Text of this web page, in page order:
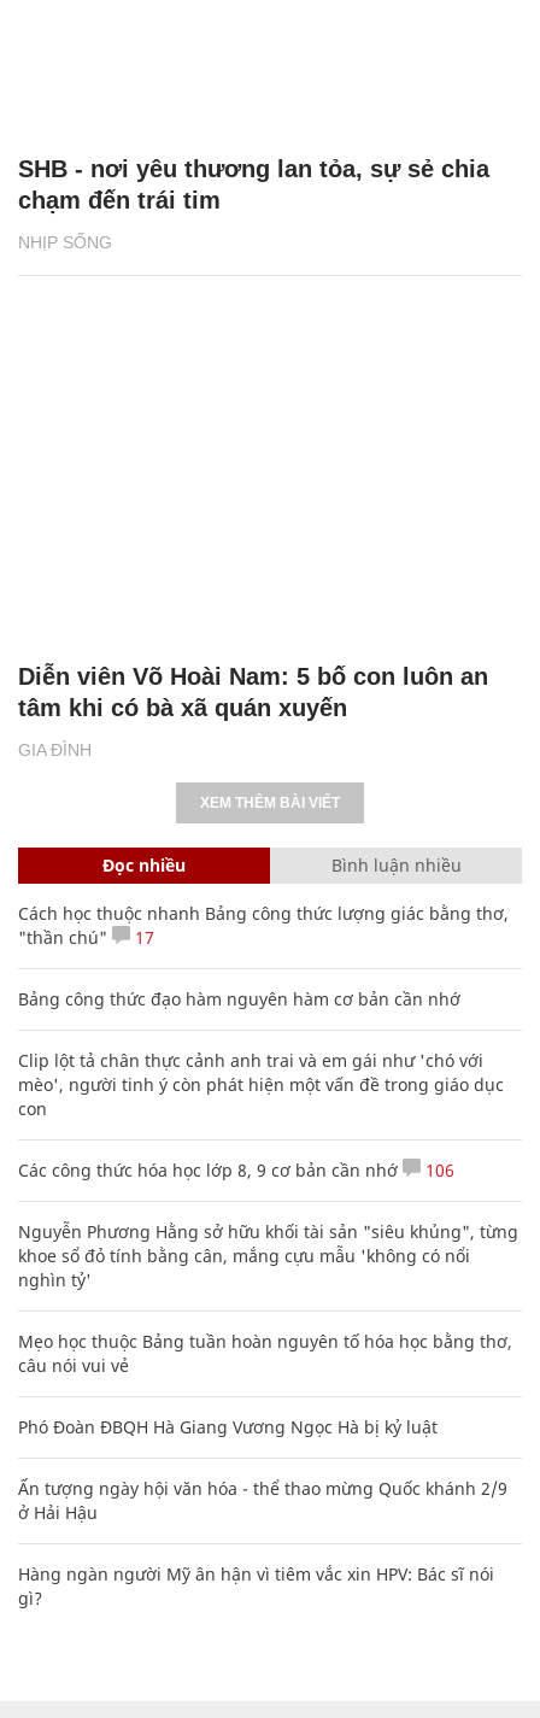
NHỊP SỐNG
SHB - nơi yêu thương lan tỏa, sự sẻ chia
chạm đến trái tim
GIA ĐÌNH
Diễn viên Võ Hoài Nam: 5 bố con luôn an
tâm khi có bà xã quán xuyến
XEM THÊM BÀI VIẾT
Đọc nhiều Bình luận nhiều
Cách học thuộc nhanh Bảng công thức lượng giác bằng thơ,
"thần chú"
17
Bảng công thức đạo hàm nguyên hàm cơ bản cần nhớ
Clip lột tả chân thực cảnh anh trai và em gái như 'chó với
mèo', người tinh ý còn phát hiện một vấn đề trong giáo dục
con
Các công thức hóa học lớp 8, 9 cơ bản cần nhớ 106
Nguyễn Phương Hằng sở hữu khối tài sản "siêu khủng", từng
khoe sổ đỏ tính bằng cân, mắng cựu mẫu 'không có nổi
nghìn tỷ'
Mẹo học thuộc Bảng tuần hoàn nguyên tố hóa học bằng thơ,
câu nói vui vẻ
Phó Đoàn ĐBQH Hà Giang Vương Ngọc Hà bị kỷ luật
Ấn tượng ngày hội văn hóa - thể thao mừng Quốc khánh 2/9
ở Hải Hậu
Hàng ngàn người Mỹ ân hận vì tiêm vắc xin HPV: Bác sĩ nói
gì?